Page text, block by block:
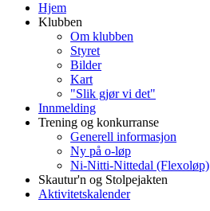
Hjem
Klubben
Om klubben
Styret
Bilder
Kart
"Slik gjør vi det"
Innmelding
Trening og konkurranse
Generell informasjon
Ny på o-løp
Ni-Nitti-Nittedal (Flexoløp)
Skautur'n og Stolpejakten
Aktivitetskalender